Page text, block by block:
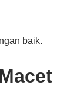
baik.